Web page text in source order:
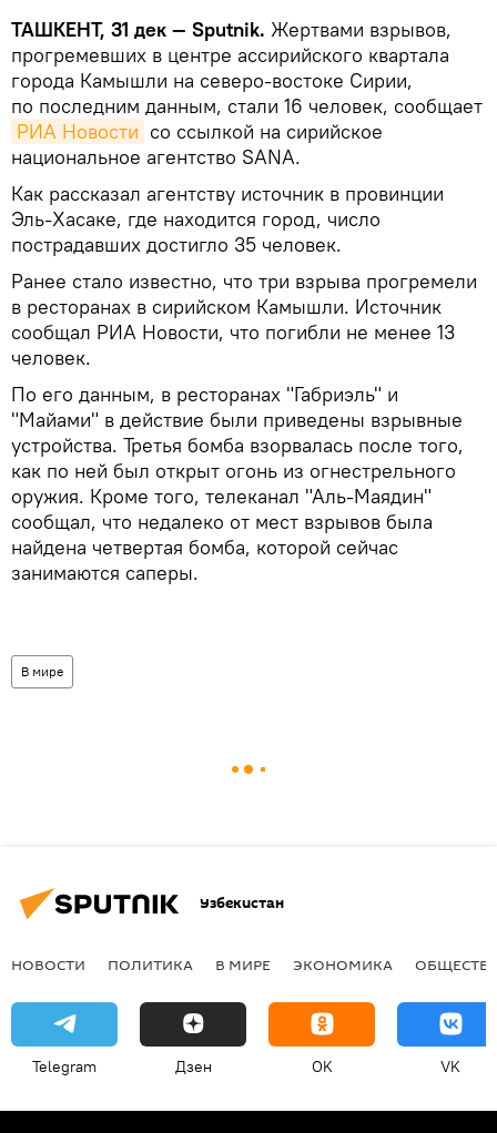
ТАШКЕНТ, 31 дек — Sputnik. Жертвами взрывов,
прогремевших в центре ассирийского квартала
города Камышли на северо-востоке Сирии,
по последним данным, стали 16 человек, сообщает
РИА Новости со ссылкой на сирийское
национальное агентство SANA.
Как рассказал агентству источник в провинции
Эль-Хасаке, где находится город, число
пострадавших достигло 35 человек.
Ранее стало известно, что три взрыва прогремели
в ресторанах в сирийском Камышли. Источник
сообщал РИА Новости, что погибли не менее 13
человек.
По его данным, в ресторанах "Габриэль" и
"Майами" в действие были приведены взрывные
устройства. Третья бомба взорвалась после того,
как по ней был открыт огонь из огнестрельного
оружия. Кроме того, телеканал "Аль-Маядин"
сообщал, что недалеко от мест взрывов была
найдена четвертая бомба, которой сейчас
занимаются саперы.
В мире
Узбекистан
НОВОСТИ ПОЛИТИКА В МИРЕ ЭКОНОМИКА
Telegram Дзен OK VK